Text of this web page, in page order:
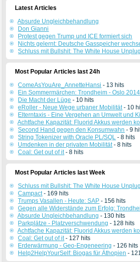
Latest Articles
Absurde Ungleichbehandlung
Don Gianni
Protest gegen Trump und ICE formiert sich
Nichts gelernt: Deutsche Gasspeicher
Schluss mit Bullshit: The White House
Most Popular Articles last 24h
ComeAsYouAre_AnnetteHansi - 13 hits
Ein Sommermärchen: Trondheim - Oslo 2014
Die Macht der Lüge - 10 hits
eRoller - Neue Wege urbaner Mobilität- 10
Elterntaxis - Eine Vergehen an Umwelt und
Achtfache Kapazität: Fluorid Akkus werden
Second Hand gegen den Konsumwahn - 9
String Tokenizer with Oracle PL/SQL - 8 hits
Umdenken in der privaten Mobilität- 8 hits
Coal: Get out of it- 8 hits
Most Popular Articles last Week
Schluss mit Bullshit: The White House
Campact- 169 hits
Trumps Vasallen - Heute: SAP - 156 hits
Gegen alle Widerstände zum Erfolg:
Absurde Ungleichbehandlung - 130 hits
Parkplätze - Platzverschwendung - 128 hits
Achtfache Kapazität: Fluorid Akkus werden
Coal: Get out of it- 127 hits
Erderwärmung - Geo-Engeneering - 126 hits
Help2HelpYourSelf: Biogas für Äthopien -